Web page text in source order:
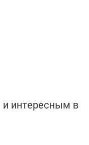
интересным в